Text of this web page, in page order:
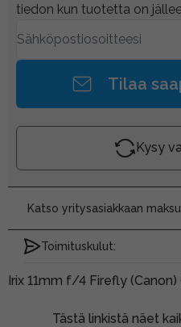
tiedon kun tuotetta on
Tilaa
Kysy
Katso yritysasiakkaan
Toimituskulut:
Irix 11mm f/4 Firefly
Tästä linkistä näet